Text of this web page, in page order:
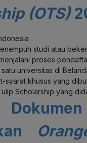
(OTS)
studi atau
proses
universitas di
syarat khusus yang
Scholarship yang